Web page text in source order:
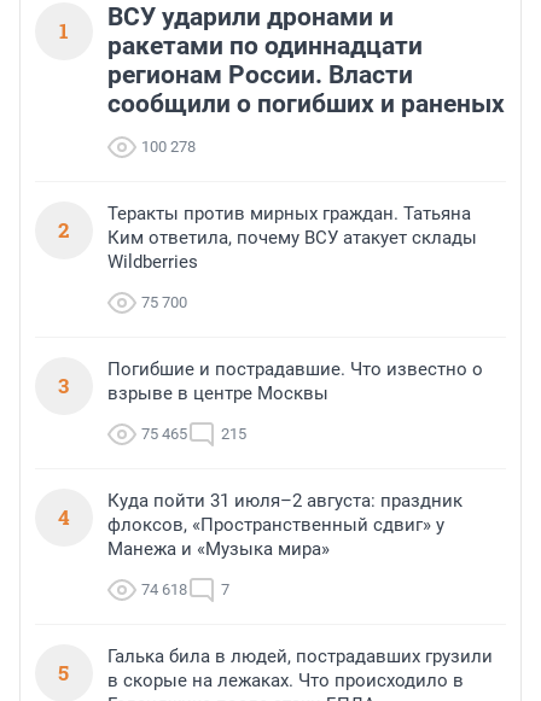
1
ВСУ ударили дронами и
ракетами по одиннадцати
регионам России. Власти
сообщили о погибших и раненых
100 278
2
Теракты против мирных граждан. Татьяна
Ким ответила, почему ВСУ атакует склады
Wildberries
75 700
3
Погибшие и пострадавшие. Что известно о
взрыве в центре Москвы
75 465 215
4
Куда пойти 31 июля–2 августа: праздник
флоксов, «Пространственный сдвиг» у
Манежа и «Музыка мира»
74 618 7
5
Галька била в людей, пострадавших грузили
в скорые на лежаках. Что происходило в